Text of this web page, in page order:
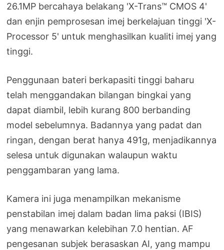
26.1MP bercahaya belakang 'X-Trans™ CMOS 4'
dan enjin pemprosesan imej berkelajuan tinggi 'X-
Processor 5' untuk menghasilkan kualiti imej yang
tinggi.
Penggunaan bateri berkapasiti tinggi baharu
telah menggandakan bilangan bingkai yang
dapat diambil, lebih kurang 800 berbanding
model sebelumnya. Badannya yang padat dan
ringan, dengan berat hanya 491g, menjadikannya
selesa untuk digunakan walaupun waktu
penggambaran yang lama.
Kamera ini juga menampilkan mekanisme
penstabilan imej dalam badan lima paksi (IBIS)
yang menawarkan kelebihan 7.0 hentian. AF
pengesanan subjek berasaskan AI, yang mampu